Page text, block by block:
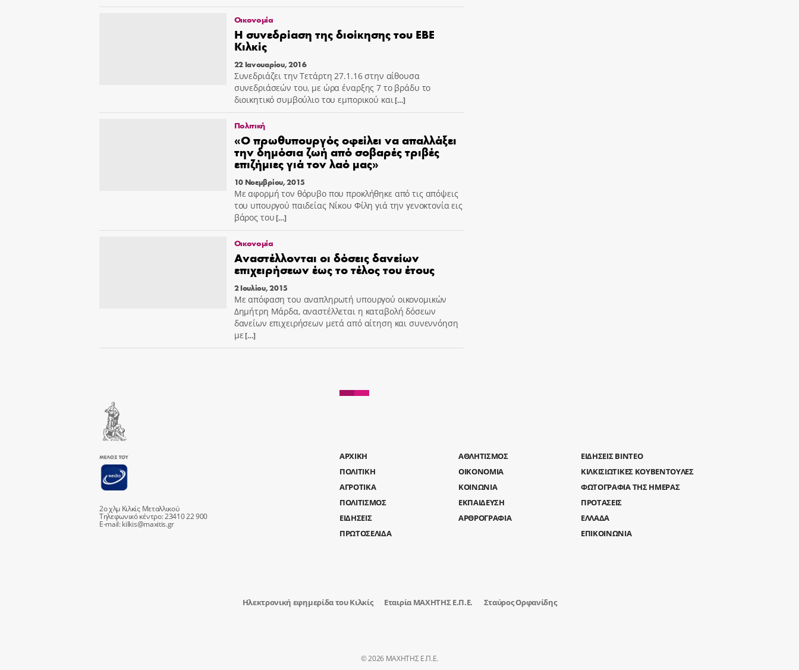
Οικονομία
Η συνεδρίαση της διοίκησης του ΕΒΕ
Κιλκίς
22 Ιανουαρίου, 2016
Συνεδριάζει την Τετάρτη 27.1.16 στην αίθουσα
συνεδριάσεών του, με ώρα έναρξης 7 το βράδυ το
διοικητικό συμβούλιο του εμπορικού και[…]
Πολιτική
«Ο πρωθυπουργός οφείλει να απαλλάξει
την δημόσια ζωή από σοβαρές τριβές
επιζήμιες γιά τον λαό μας»
10 Νοεμβρίου, 2015
Με αφορμή τον θόρυβο που προκλήθηκε από τις απόψεις
του υπουργού παιδείας Νίκου Φίλη γιά την γενοκτονία εις
βάρος του[…]
Οικονομία
Αναστέλλονται οι δόσεις δανείων
επιχειρήσεων έως το τέλος του έτους
2 Ιουλίου, 2015
Με απόφαση του αναπληρωτή υπουργού οικονομικών
Δημήτρη Μάρδα, αναστέλλεται η καταβολή δόσεων
δανείων επιχειρήσεων μετά από αίτηση και συνεννόηση
με[…]
2ο χλμ Κιλκίς Μεταλλικού
Τηλεφωνικό κέντρο: 23410 22 900
E-mail:kilkis@maxitis.gr
AΡΧΙΚΗ
ΑΘΛΗΤΙΣΜΟΣ
ΠΟΛΙΤΙΚΗ
ΟΙΚΟΝΟΜΙΑ
ΑΓΡΟΤΙΚΑ
ΚΟΙΝΩΝΙΑ
ΠΟΛΙΤΙΣΜΟΣ
ΕΚΠΑΙΔΕΥΣΗ
ΕΙΔΗΣΕΙΣ
ΑΡΘΡΟΓΡΑΦΙΑ
ΠΡΩΤΟΣΕΛΙΔΑ
ΕΙΔΗΣΕΙΣ ΒΙΝΤΕΟ
ΚΙΛΚΙΣΙΩΤΙΚΕΣ ΚΟΥΒΕΝΤΟΥΛΕΣ
ΦΩΤΟΓΡΑΦΙΑ ΤΗΣ ΗΜΕΡΑΣ
ΠΡΟΤΑΣΕΙΣ
ΕΛΛΑΔΑ
ΕΠΙΚΟΙΝΩΝΙΑ
Ηλεκτρονική εφημερίδα του Κιλκίς Εταιρία ΜΑΧΗΤΗΣ Ε.Π.Ε. Σταύρος Ορφανίδης
© 2026 ΜΑΧΗΤΗΣ Ε.Π.Ε.